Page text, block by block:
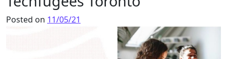
Posted on 11/05/21